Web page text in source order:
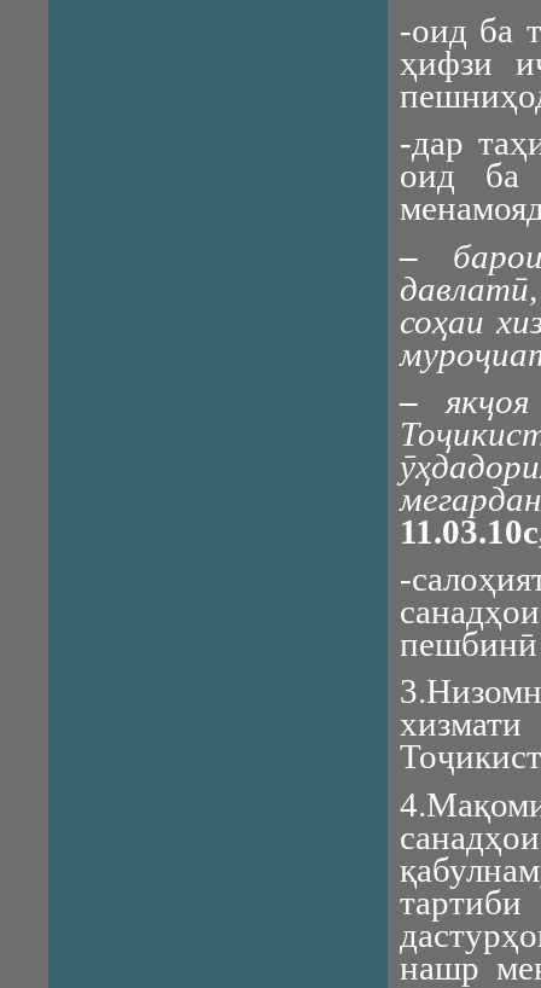
-оид ба
ҳифзи
-дар
оид ба
–
соҳаи
–
-
пешбинӣ
нашр